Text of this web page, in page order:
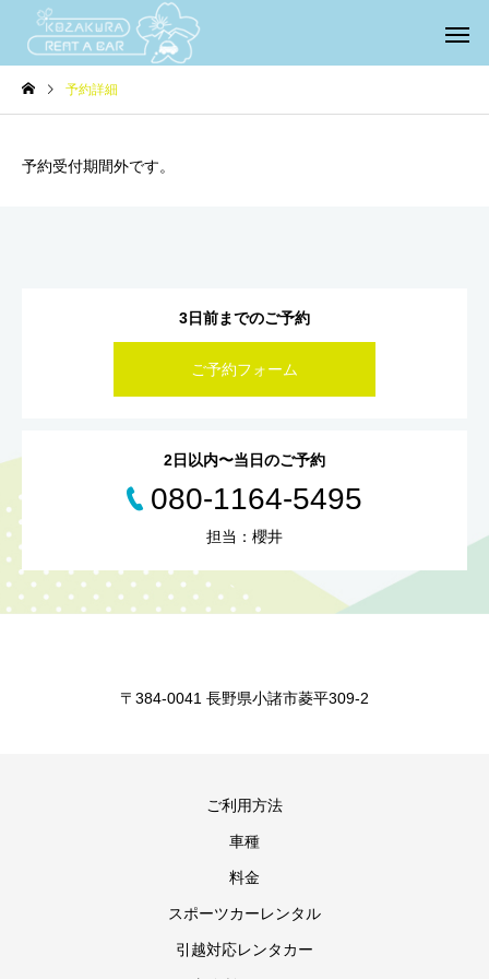
予約詳細
予約受付期間外です。
3日前までのご予約
ご予約フォーム
2日以内〜当日のご予約
080-1164-5495
担当：櫻井
〒384-0041 長野県小諸市菱平309-2
ご利用方法
車種
料金
スポーツカーレンタル
引越対応レンタカー